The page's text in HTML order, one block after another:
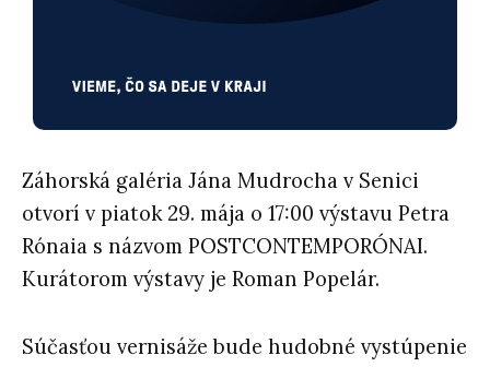
Záhorská galéria Jána Mudrocha v Senici
otvorí v piatok 29. mája o 17:00 výstavu Petra
Rónaia s názvom POSTCONTEMPORÓNAI.
Kurátorom výstavy je Roman Popelár.
Súčasťou vernisáže bude hudobné vystúpenie